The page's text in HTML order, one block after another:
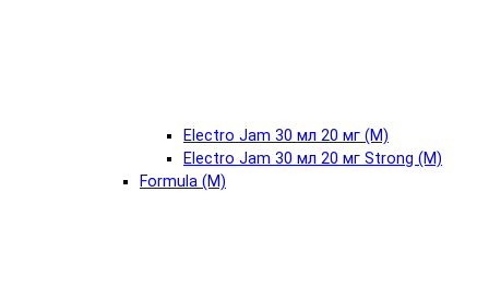
Electro Jam 30 мл 20 мг (М)
Electro Jam 30 мл 20 мг Strong (М)
Formula (М)